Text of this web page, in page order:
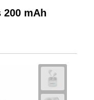
200 mAh